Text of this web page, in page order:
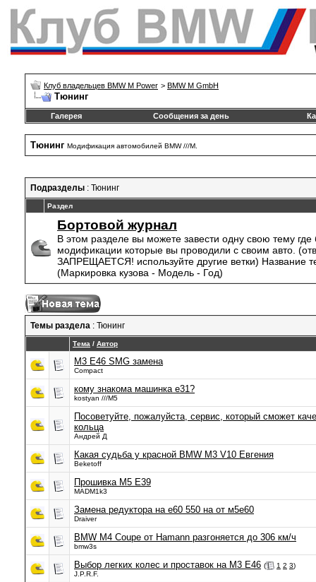
Клуб владельцев BMW M Power > BMW M GmbH
Тюнинг
Галерея Сообщения за день
Тюнинг Модификация автомобилей BMW ///M.
Подразделы : Тюнинг
Раздел
Бортовой журнал
В этом разделе вы можете завести одну свою тему где
модификации которые вы проводили с своим авто.
ЗАПРЕЩАЕТСЯ! используйте другие ветки) Название
(Маркировка кузова - Модель - Год)
Темы раздела : Тюнинг
Тема / Автор
M3 E46 SMG замена
Compact
кому знакома машинка е31?
kostyan ///M5
Посоветуйте, пожалуйста, сервис, который сможет
кольца
Андрей Д
Какая судьба у красной BMW M3 V10 Евгения
Beketoff
Прошивка M5 E39
MADM1k3
Замена редуктора на е60 550 на от м5е60
Draiver
BMW M4 Coupe от Hamann разгоняется до 306 км/ч
bmw3s
Выбор легких колес и проставок на M3 E46 ( 1 2 3)
J.P.R.F.